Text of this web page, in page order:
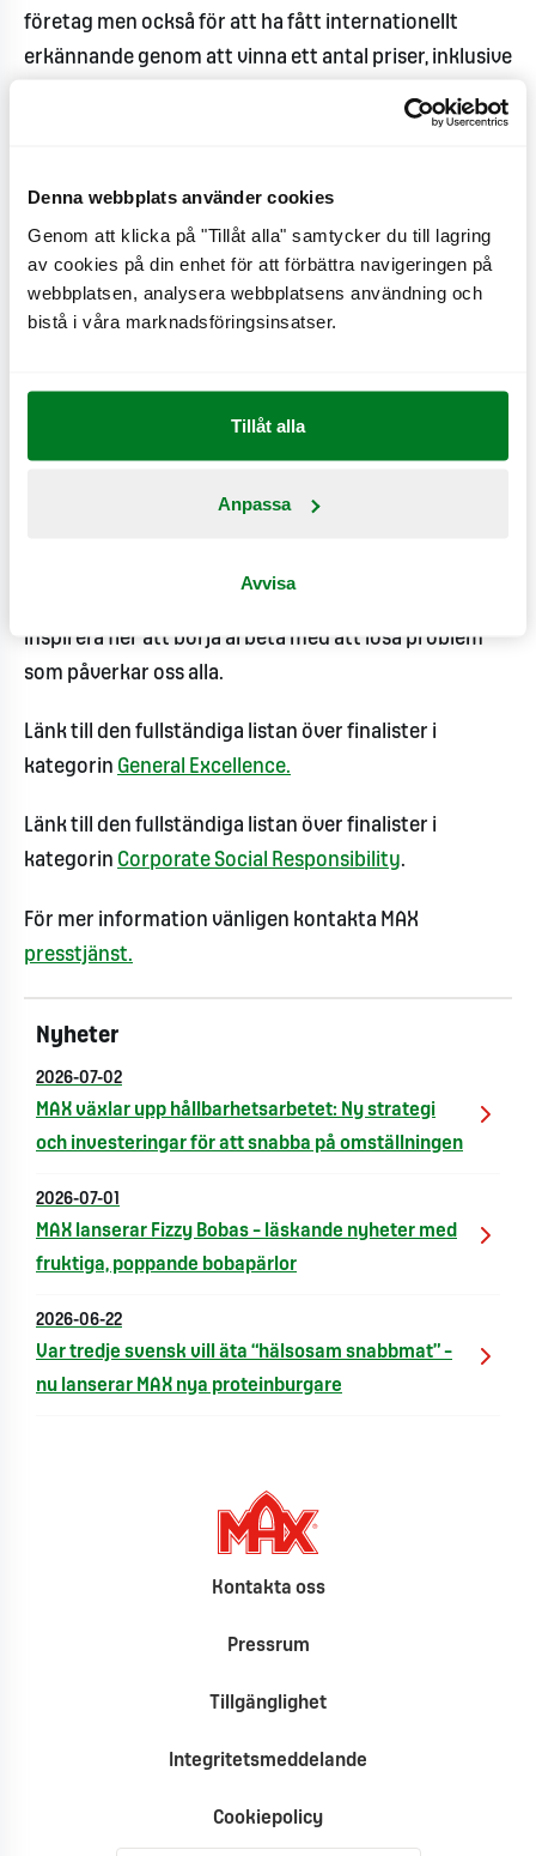
Denna webbplats använder cookies
Genom att klicka på "Tillåt alla" samtycker du till lagring
av cookies på din enhet för att förbättra navigeringen på
webbplatsen, analysera webbplatsens användning och
bistå i våra marknadsföringsinsatser.
Tillåt alla
Anpassa
Avvisa
företag men också för att ha fått internationellt
erkännande genom att vinna ett antal priser, inklusive
registreras kontinuerligt fler
presenteras också tillvägagångssätt och framtagna
kriterier för klimatpositiv.
World Changing Ideas är ett av Fast Companys
största årliga utmärkelseprogram och fokuserar på
aktivt engagerade för att göra världen bättre när det
gäller klimatkrisen, social orättvisa eller ekonomisk
ojämlikhet. En jury från olika branschsektorer väljer
vinnare, finalister och hedersomnämnanden
inspirera fler att börja arbeta med att lösa problem
som påverkar oss alla.
Länk till den fullständiga listan över finalister i
kategorin General Excellence.
Länk till den fullständiga listan över finalister i
kategorin Corporate Social Responsibility.
För mer information vänligen kontakta MAX
presstjänst.
Nyheter
2026-07-02
MAX växlar upp hållbarhetsarbetet: Ny strategi
och investeringar för att snabba på omställningen
2026-07-01
MAX lanserar Fizzy Bobas – läskande nyheter med
fruktiga, poppande bobapärlor
2026-06-22
Var tredje svensk vill äta “hälsosam snabbmat” –
nu lanserar MAX nya proteinburgare
Kontakta oss
Pressrum
Tillgänglighet
Integritetsmeddelande
Cookiepolicy